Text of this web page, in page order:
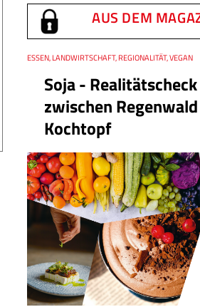
AUS DEM
Soja - Realitätscheck
zwischen
Kochtopf
Thema
ESSEN, LANDWIRTSCHAFT, REGIONALITÄT, VEGAN